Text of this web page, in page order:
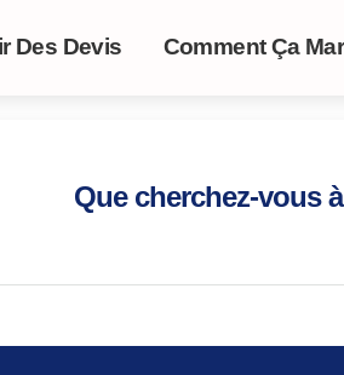
Des Devis Comment Ça
Que cherchez-vous